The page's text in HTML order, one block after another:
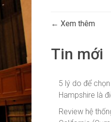
Xem thêm
Tin mới
5 lý do để
Hampshire là
Review hệ